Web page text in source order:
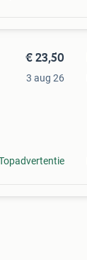
€ 23,50
3 aug 26